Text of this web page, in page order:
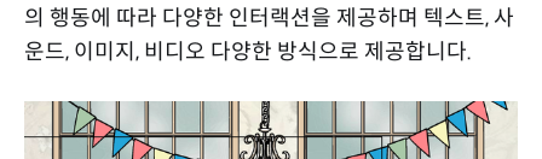
의 행동에 따라 다양한 인터랙션을 제공하며 텍스트, 사
운드, 이미지, 비디오 다양한 방식으로 제공합니다.